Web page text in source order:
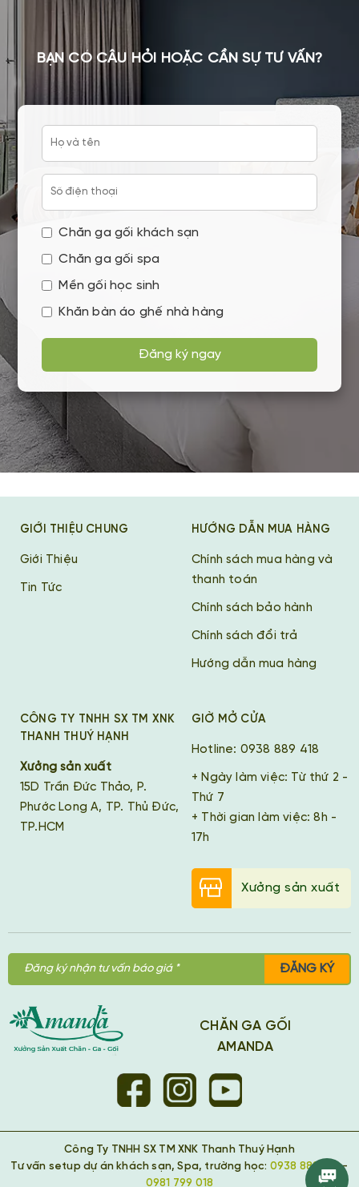
BẠN CÓ CÂU HỎI HOẶC CẦN SỰ TƯ VẤN?
Chăn ga gối khách sạn
Chăn ga gối spa
Mền gối học sinh
Khăn bàn áo ghế nhà hàng
Đăng ký ngay
GIỚI THIỆU CHUNG
Giới Thiệu
Tin Tức
HƯỚNG DẪN MUA HÀNG
Chính sách mua hàng và
thanh toán
Chính sách bảo hành
Chính sách đổi trả
Hướng dẫn mua hàng
CÔNG TY TNHH SX TM XNK
THANH THUÝ HẠNH
Xưởng sản xuất
15D Trần Đức Thảo, P.
Phước Long A, TP. Thủ Đức,
TP.HCM
GIỜ MỞ CỬA
Hotline: 0938 889 418
+ Ngày làm việc: Từ thứ 2 -
Thứ 7
+ Thời gian làm việc: 8h -
17h
Xưởng sản xuất
ĐĂNG KÝ
CHĂN GA GỐI
AMANDA
Công Ty TNHH SX TM XNK Thanh Thuý Hạnh
Tư vấn setup dự án khách sạn, Spa, trường học: 0938 889 418-
0981 799 018